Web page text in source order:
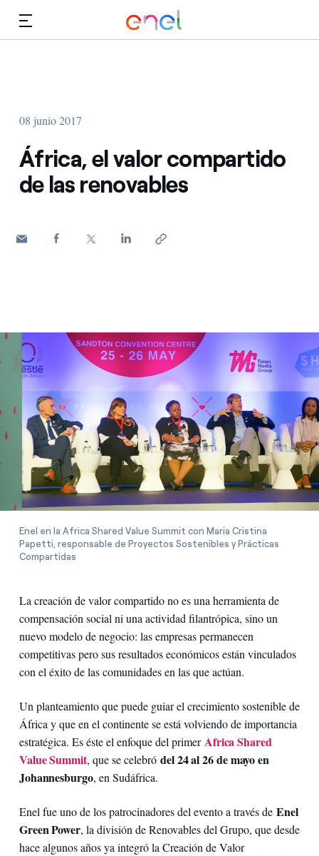
08 junio 2017
África, el valor compartido
de las renovables
Enel en la Africa Shared Value Summit con Maria Cristina
Papetti, responsable de Proyectos Sostenibles y Prácticas
Compartidas
La creación de valor compartido no es una herramienta de
compensación social ni una actividad filantrópica, sino un
nuevo modelo de negocio: las empresas permanecen
competitivas pero sus resultados económicos están vinculados
con el éxito de las comunidades en las que actúan.
Un planteamiento que puede guiar el crecimiento sostenible de
África y que en el continente se está volviendo de importancia
estratégica. Es éste el enfoque del primerAfrica Shared
Value Summit, que se celebró del 24 al 26 de mayo en
Johannesburgo, en Sudáfrica.
Enel fue uno de los patrocinadores del evento a través de Enel
Green Power, la división de Renovables del Grupo, que desde
hace algunos años ya integró la Creación de Valor